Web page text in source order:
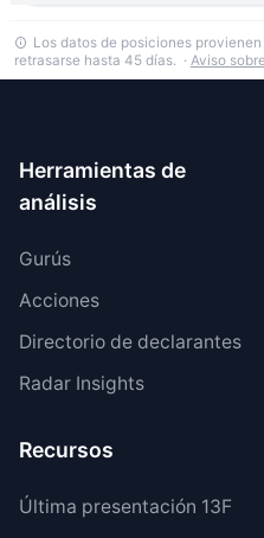
Los datos de posiciones
retrasarse hasta 45 días. · Aviso
Herramientas de
análisis
Gurús
Acciones
Directorio de declarantes
Radar Insights
Recursos
Última presentación 13F